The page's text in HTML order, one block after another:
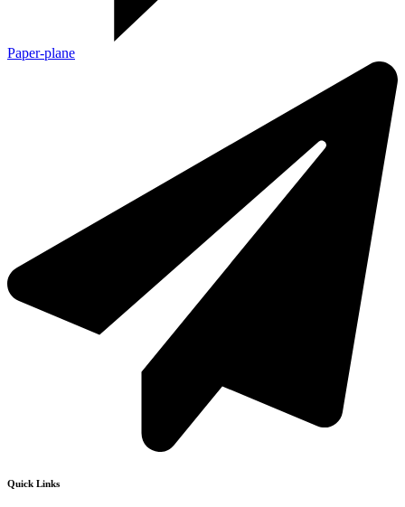
Paper-plane
Quick Links